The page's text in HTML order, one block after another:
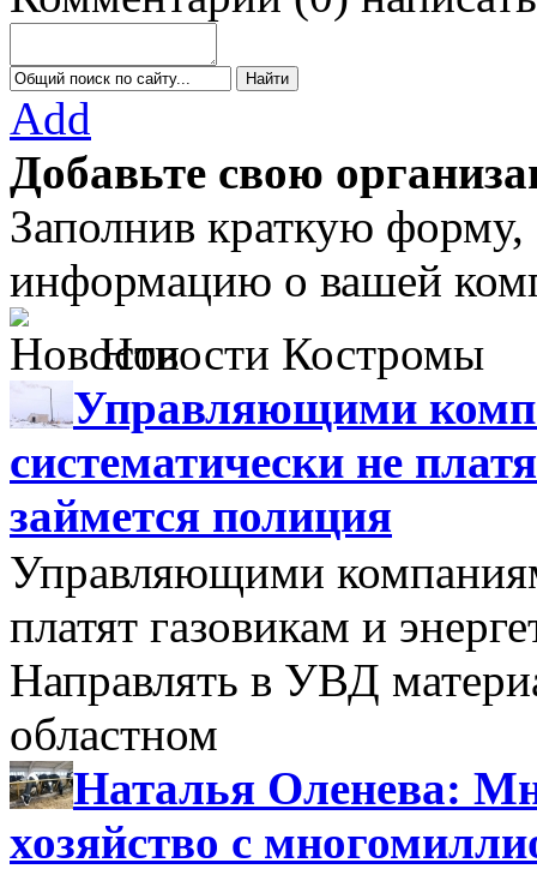
Add
Добавьте свою
Заполнив краткую
информацию о вашей
Новости Костромы
Управляющими
систематически не
займется полиция
Управляющими
платят газовикам и
Направлять в УВД
областном
Наталья Оленева:
хозяйство с